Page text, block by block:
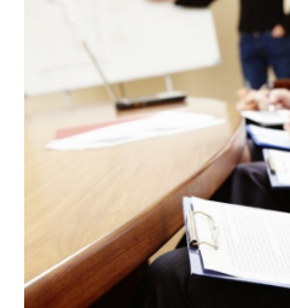
Новости
Обратиться в МАРТ
Личный прием
граждан и юр. лиц
Прямaя телефоннaя
линия
Горячая линия